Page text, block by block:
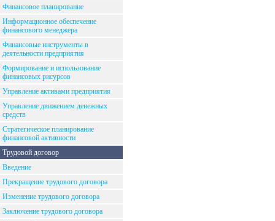
Финансовое планирование
Информационное обеспечение
финансового менеджера
Финансовые инструменты в
деятельности предприятия
Формирование и использование
финансовых рисурсов
Управление активами предприятия
Управление движением денежных
средств
Стратегическое планирование
финансовой активности
Трудовой договор
Введение
Прекращение трудового договора
Изменение трудового договора
Заключение трудового договора